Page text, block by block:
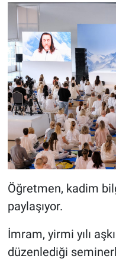
Öğretmen, kadim
paylaşıyor.
İmram, yirmi yılı
düzenlediği